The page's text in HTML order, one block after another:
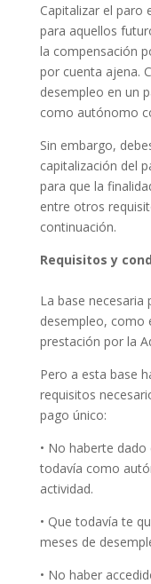
Capitalizar el paro
para aquellos
la compensación
por cuenta ajena.
desempleo en un
como autónomo
Sin embargo,
capitalización del
para que la
entre otros
continuación.
Requisitos y
La base necesaria
desempleo, como
prestación por la
Pero a esta base
requisitos
pago único:
• No haberte dado
todavía como
actividad.
• Que todavía te
meses de
• No haber